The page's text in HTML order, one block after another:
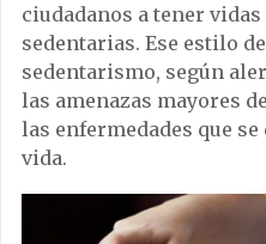
ciudadanos a tener
sedentarias. Ese estilo
sedentarismo, según
las amenazas mayores
las enfermedades que
vida.